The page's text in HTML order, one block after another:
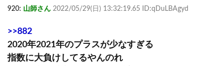
920: 山師さん 2022/05/29(日) 13:32:19.65 ID:qDuLBAgyd
>>882
2020年2021年のプラスが少なすぎる
指数に大負けしてるやんのれ